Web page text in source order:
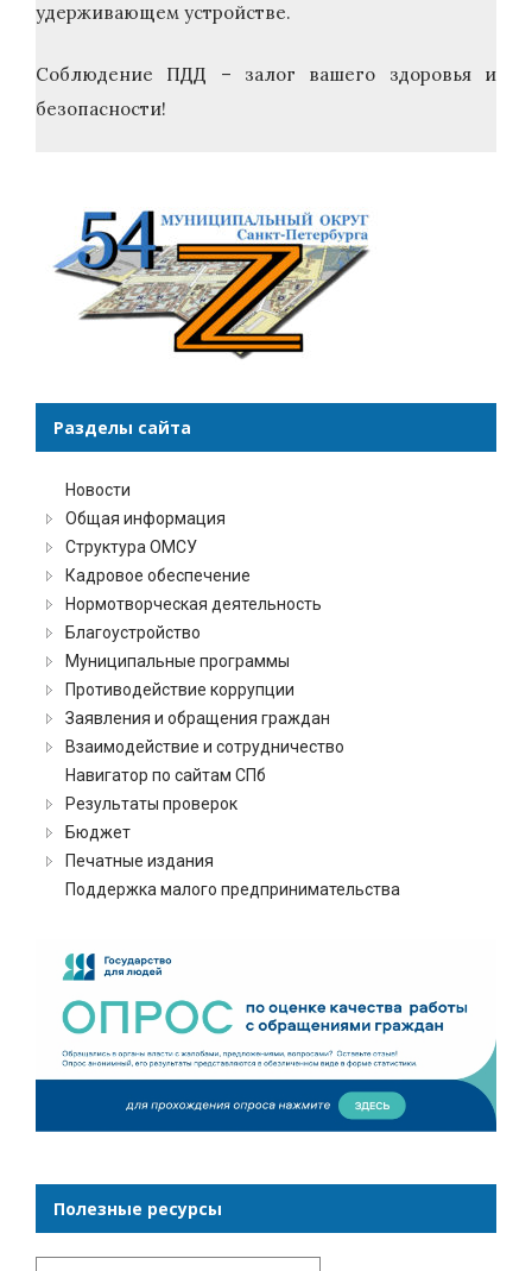
удерживающем устройстве.
Соблюдение ПДД – залог вашего здоровья и
безопасности!
Разделы сайта
Новости
Общая информация
Структура ОМСУ
Кадровое обеспечение
Нормотворческая деятельность
Благоустройство
Муниципальные программы
Противодействие коррупции
Заявления и обращения граждан
Взаимодействие и сотрудничество
Навигатор по сайтам СПб
Результаты проверок
Бюджет
Печатные издания
Поддержка малого предпринимательства
Полезные ресурсы